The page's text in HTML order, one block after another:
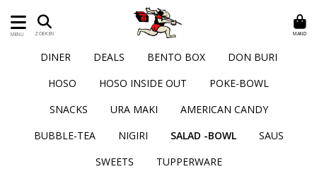
MENU ZOEKEN MAND
DINER DEALS BENTO BOX
DON BURI
HOSO
HOSO INSIDE OUT
POKE-BOWL
SNACKS
URA MAKI
AMERICAN CANDY
BUBBLE-TEA
NIGIRI SALAD -BOWL
SAUS
SWEETS
TUPPERWARE